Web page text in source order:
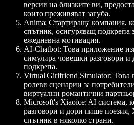
версии на близките ви,
които преживяват загуба.
Anima: Стартираща компания,
спътник, осигуряващ подкрепа
ежедневна мотивация.
AI-Chatbot: Това приложение
симулира човешки разговори и
подкрепа.
Virtual Girlfriend Simulator: Това
ролеви сценарии за
виртуални романтични
Microsoft's Xiaoice: AI система,
разговори и дори пише поезия,
спътник в няколко страни.